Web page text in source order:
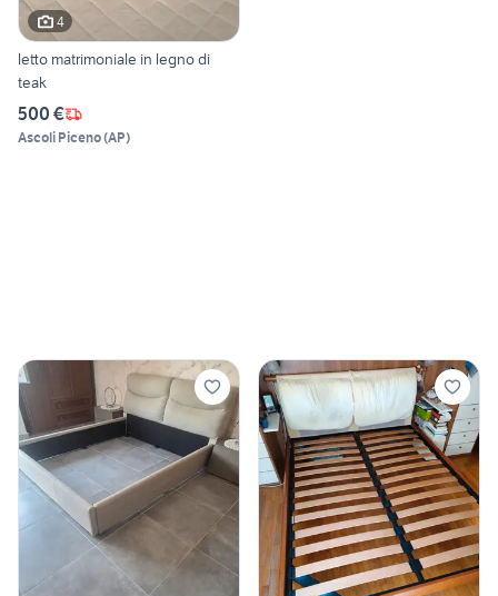
4
letto matrimoniale in legno di
teak
500 €
Ascoli Piceno(AP)